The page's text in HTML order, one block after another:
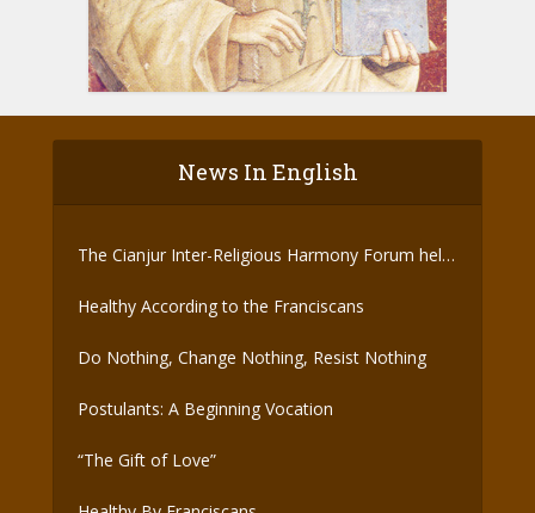
News In English
The Cianjur Inter-Religious Harmony Forum held
Healthy According to the Franciscans
Do Nothing, Change Nothing, Resist Nothing
Postulants: A Beginning Vocation
“The Gift of Love”